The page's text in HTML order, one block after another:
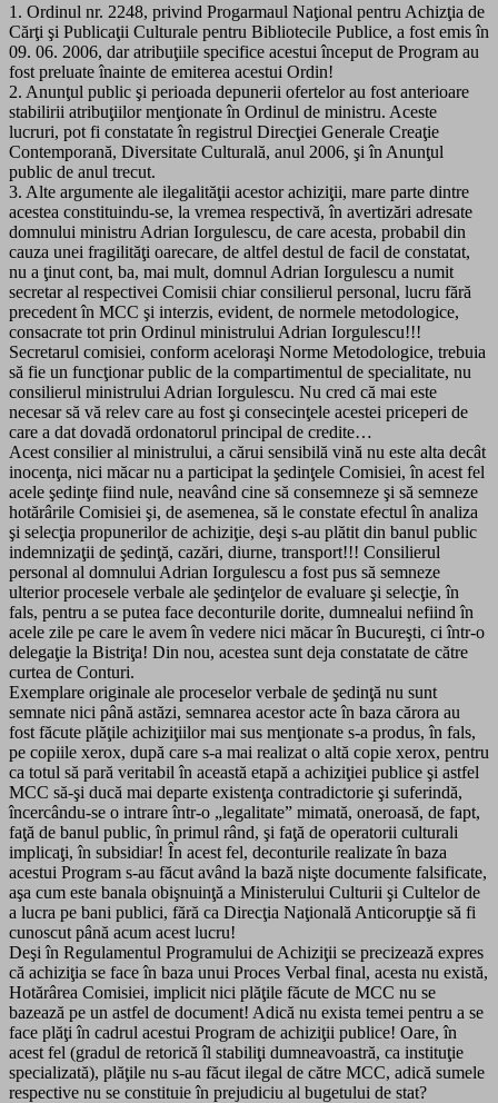
1. Ordinul nr. 2248, privind Progarmaul Naţional pentru Achizţia de
Cărţi şi Publicaţii Culturale pentru Bibliotecile Publice, a fost emis în
09. 06. 2006, dar atribuţiile specifice acestui început de Program au
fost preluate înainte de emiterea acestui Ordin!
2. Anunţul public şi perioada depunerii ofertelor au fost anterioare
stabilirii atribuţiilor menţionate în Ordinul de ministru. Aceste
lucruri, pot fi constatate în registrul Direcţiei Generale Creaţie
Contemporană, Diversitate Culturală, anul 2006, şi în Anunţul
public de anul trecut.
3. Alte argumente ale ilegalităţii acestor achiziţii, mare parte dintre
acestea constituindu-se, la vremea respectivă, în avertizări adresate
domnului ministru Adrian Iorgulescu, de care acesta, probabil din
cauza unei fragilităţi oarecare, de altfel destul de facil de constatat,
nu a ţinut cont, ba, mai mult, domnul Adrian Iorgulescu a numit
secretar al respectivei Comisii chiar consilierul personal, lucru fără
precedent în MCC şi interzis, evident, de normele metodologice,
consacrate tot prin Ordinul ministrului Adrian Iorgulescu!!!
Secretarul comisiei, conform aceloraşi Norme Metodologice, trebuia
să fie un funcţionar public de la compartimentul de specialitate, nu
consilierul ministrului Adrian Iorgulescu. Nu cred că mai este
necesar să vă relev care au fost şi consecinţele acestei priceperi de
care a dat dovadă ordonatorul principal de credite…
Acest consilier al ministrului, a cărui sensibilă vină nu este alta decât
inocenţa, nici măcar nu a participat la şedinţele Comisiei, în acest fel
acele şedinţe fiind nule, neavând cine să consemneze şi să semneze
hotărârile Comisiei şi, de asemenea, să le constate efectul în analiza
şi selecţia propunerilor de achiziţie, deşi s-au plătit din banul public
indemnizaţii de şedinţă, cazări, diurne, transport!!! Consilierul
personal al domnului Adrian Iorgulescu a fost pus să semneze
ulterior procesele verbale ale şedinţelor de evaluare şi selecţie, în
fals, pentru a se putea face deconturile dorite, dumnealui nefiind în
acele zile pe care le avem în vedere nici măcar în Bucureşti, ci într-o
delegaţie la Bistriţa! Din nou, acestea sunt deja constatate de către
curtea de Conturi.
Exemplare originale ale proceselor verbale de şedinţă nu sunt
semnate nici până astăzi, semnarea acestor acte în baza cărora au
fost făcute plăţile achiziţiilor mai sus menţionate s-a produs, în fals,
pe copiile xerox, după care s-a mai realizat o altă copie xerox, pentru
ca totul să pară veritabil în această etapă a achiziţiei publice şi astfel
MCC să-şi ducă mai departe existenţa contradictorie şi suferindă,
încercându-se o intrare într-o „legalitate” mimată, oneroasă, de fapt,
faţă de banul public, în primul rând, şi faţă de operatorii culturali
implicaţi, în subsidiar! În acest fel, deconturile realizate în baza
acestui Program s-au făcut având la bază nişte documente falsificate,
aşa cum este banala obişnuinţă a Ministerului Culturii şi Cultelor de
a lucra pe bani publici, fără ca Direcţia Naţională Anticorupţie să fi
cunoscut până acum acest lucru!
Deşi în Regulamentul Programului de Achiziţii se precizează expres
că achiziţia se face în baza unui Proces Verbal final, acesta nu există,
Hotărârea Comisiei, implicit nici plăţile făcute de MCC nu se
bazează pe un astfel de document! Adică nu exista temei pentru a se
face plăţi în cadrul acestui Program de achiziţii publice! Oare, în
acest fel (gradul de retorică îl stabiliţi dumneavoastră, ca instituţie
specializată), plăţile nu s-au făcut ilegal de către MCC, adică sumele
respective nu se constituie în prejudiciu al bugetului de stat?